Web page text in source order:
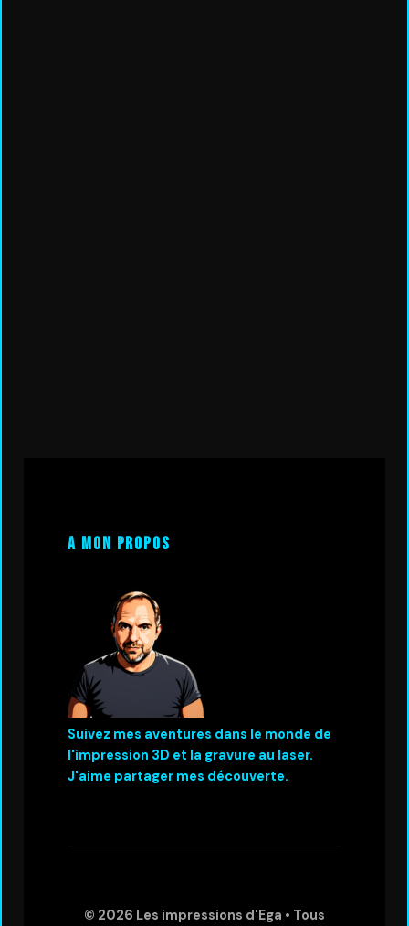
A mon propos
Suivez mes aventures dans le monde de
l'impression 3D et la gravure au laser.
J'aime partager mes découverte.
© 2026 Les impressions d'Ega • Tous